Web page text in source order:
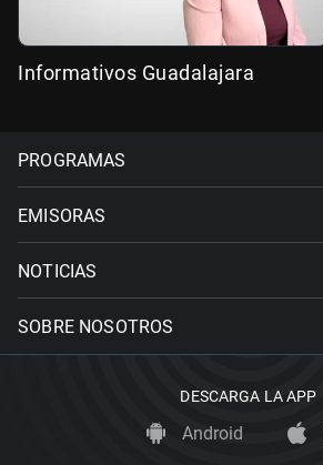
Informativos Guadalajara
PROGRAMAS
EMISORAS
NOTICIAS
SOBRE NOSOTROS
DESCARGA LA APP
Android